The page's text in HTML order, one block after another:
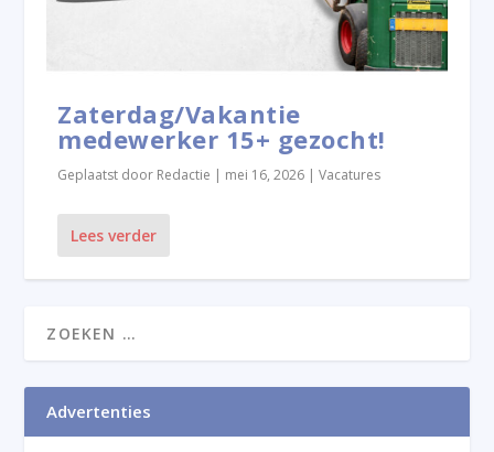
Zaterdag/Vakantie
medewerker 15+ gezocht!
Geplaatst door Redactie | mei 16, 2026 |Vacatures
Lees verder
Advertenties